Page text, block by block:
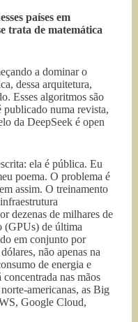
países em
trata de matemática
a dominar o
dessa arquitetura,
Esses algoritmos são
numa revista,
da DeepSeek é open
ela é pública. Eu
poema. O problema é
assim. O treinamento
dezenas de milhares de
(GPUs) de última
em conjunto por
não apenas na
de energia e
nas mãos
americanas, as Big
Google Cloud,